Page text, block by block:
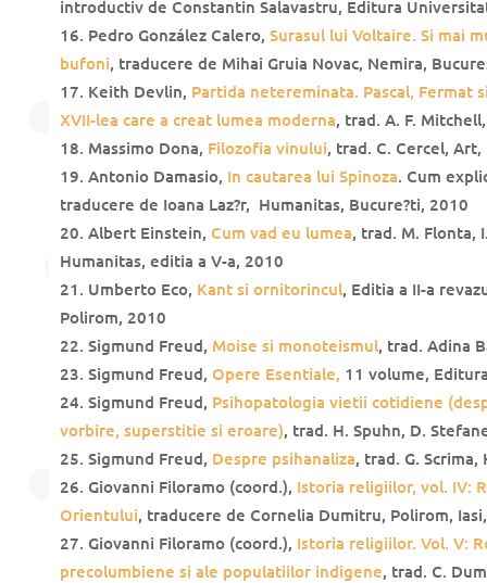
introductiv de Constantin Salavastru, Editura
Pedro González Calero, Surasul lui Voltaire. Si mai
bufoni, traducere de Mihai Gruia Novac, Nemira,
Keith Devlin, Partida netereminata. Pascal, Fermat
XVII-lea care a creat lumea moderna, trad. A. F.
Massimo Dona, Filozofia vinului, trad. C. Cercel, Art,
Antonio Damasio, In cautarea lui Spinoza. Cum
traducere de Ioana Laz?r, Humanitas, Bucure?ti, 2010
Albert Einstein, Cum vad eu lumea, trad. M. Flonta,
Humanitas, editia a V-a, 2010
Umberto Eco, Kant si ornitorincul, Editia a II-a
Polirom, 2010
Sigmund Freud, Moise si monoteismul, trad. Adina
Sigmund Freud, Opere Esentiale, 11 volume,
Sigmund Freud, Psihopatologia vietii cotidiene
vorbire, superstitie si eroare), trad. H. Spuhn, D.
Sigmund Freud, Despre psihanaliza, trad. G.
Giovanni Filoramo (coord.), Istoria religiilor, vol. IV:
Orientului, traducere de Cornelia Dumitru, Polirom,
Giovanni Filoramo (coord.), Istoria religiilor. Vol. V:
precolumbiene si ale populatiilor indigene, trad. C.